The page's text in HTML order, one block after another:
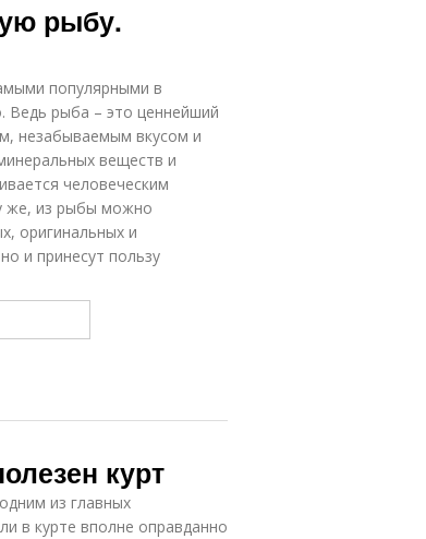
рыбу.
популярными в
Ведь рыба – это ценнейший
незабываемым вкусом и
веществ и
человеческим
же, из рыбы можно
оригинальных и
и принесут пользу
курт
из главных
в курте вполне оправданно